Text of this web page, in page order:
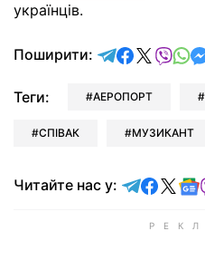
українців.
Поширити: відправити
Теги: АЕРОПОРТ
СПІВАК МУЗИКАНТ
Читайте нас у: Читайте